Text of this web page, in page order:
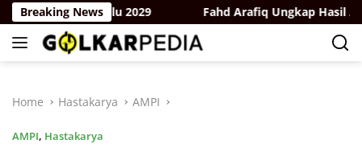
Skip
to
content
Breaking News
Pemilu 2029 Fahd Arafiq Ungkap Hasil Audit
Home Hastakarya AMPI
AMPI, Hastakarya